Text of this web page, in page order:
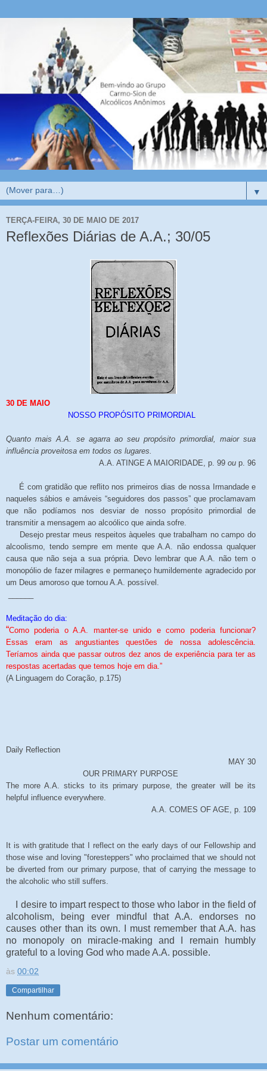
▼
TERÇA-FEIRA, 30 DE MAIO DE 2017
Reflexões Diárias de A.A.; 30/05
30 DE MAIO
NOSSO PROPÓSITO PRIMORDIAL
Quanto mais A.A. se agarra ao seu propósito primordial, maior sua
influência proveitosa em todos os lugares.
A.A. ATINGE A MAIORIDADE, p. 99 oup. 96
É com gratidão que reflito nos primeiros dias de nossa Irmandade e
naqueles sábios e amáveis “seguidores dos passos” que proclamavam
que não podíamos nos desviar de nosso propósito primordial de
transmitir a mensagem ao alcoólico que ainda sofre.
Desejo prestar meus respeitos àqueles que trabalham no campo do
alcoolismo, tendo sempre em mente que A.A. não endossa qualquer
causa que não seja a sua própria. Devo lembrar que A.A. não tem o
monopólio de fazer milagres e permaneço humildemente agradecido por
um Deus amoroso que tornou A.A. possível.
Meditação do dia:
“Como poderia o A.A. manter-se unido e como poderia funcionar?
Essas eram as angustiantes questões de nossa adolescência.
Teríamos ainda que passar outros dez anos de experiência para ter as
respostas acertadas que temos hoje em dia.”
(A Linguagem do Coração, p.175)
Daily Reflection
MAY 30
OUR PRIMARY PURPOSE
The more A.A. sticks to its primary purpose, the greater will be its
helpful influence everywhere.
A.A. COMES OF AGE, p. 109
It is with gratitude that I reflect on the early days of our Fellowship and
those wise and loving "foresteppers" who proclaimed that we should not
be diverted from our primary purpose, that of carrying the message to
the alcoholic who still suffers.
I desire to impart respect to those who labor in the field of
alcoholism, being ever mindful that A.A. endorses no
causes other than its own. I must remember that A.A. has
no monopoly on miracle-making and I remain humbly
grateful to a loving God who made A.A. possible.
às 00:02
Compartilhar
Nenhum comentário:
Postar um comentário